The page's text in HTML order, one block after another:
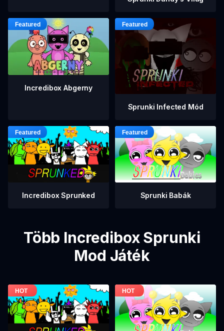
Incredibox Abgerny
Sprunki Infected Mód
Incredibox Sprunked Sprunki Babák
Több Incredibox Sprunki
Mod Játék